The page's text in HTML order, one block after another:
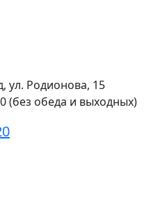
ул. Родионова, 15
(без обеда и выходных)